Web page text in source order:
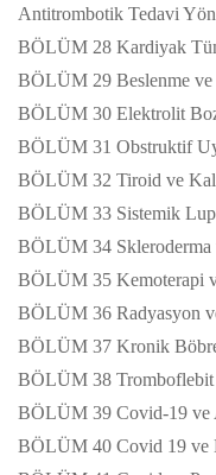
Antitrombotik Tedavi
BÖLÜM 28 Kardiyak
BÖLÜM 29 Beslenme
BÖLÜM 30 Elektrolit
BÖLÜM 31 Obstruktif
BÖLÜM 32 Tiroid ve
BÖLÜM 33 Sistemik
BÖLÜM 34 Skleroderma
BÖLÜM 35 Kemoterapi
BÖLÜM 36 Radyasyon
BÖLÜM 37 Kronik
BÖLÜM 38 Tromboflebit
BÖLÜM 39 Covid-19 ve
BÖLÜM 40 Covid 19 ve